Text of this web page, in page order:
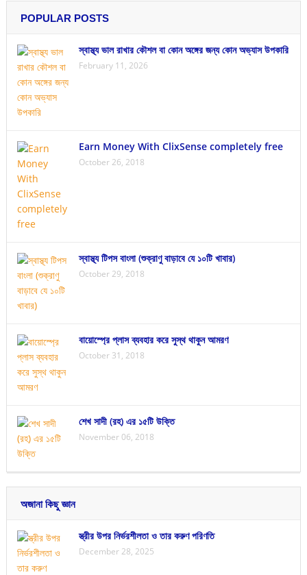
POPULAR POSTS
স্বাস্থ্য ভাল রাখার কৌশল বা কোন অঙ্গের জন্য কোন অভ্যাস উপকারি
February 11, 2026
Earn Money With ClixSense completely free
October 26, 2018
স্বাস্থ্য টিপস বাংলা (শুক্রাণু বাড়াবে যে ১০টি খাবার)
October 29, 2018
বায়োস্প্রে প্লাস ব্যবহার করে সুস্থ থাকুন আমরণ
October 31, 2018
শেখ সাদী (রহ) এর ১৫টি উক্তি
November 06, 2018
অজানা কিছু জ্ঞান
স্ত্রীর উপর নির্ভরশীলতা ও তার করুণ পরিণতি
December 28, 2025